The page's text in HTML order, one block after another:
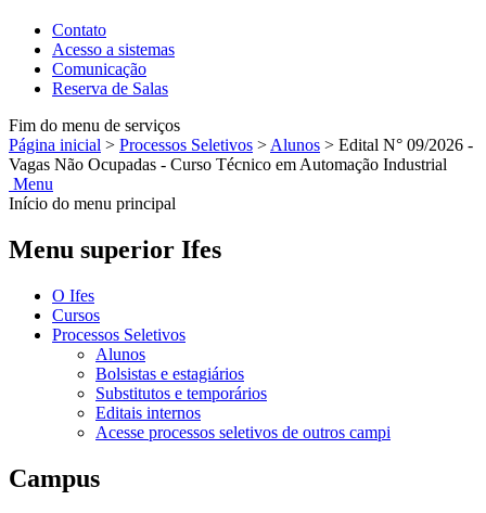
Contato
Acesso a sistemas
Comunicação
Reserva de Salas
Fim do menu de serviços
Página inicial > Processos Seletivos > Alunos > Edital N° 09/2026 -
Vagas Não Ocupadas - Curso Técnico em Automação Industrial
Menu
Início do menu principal
Menu superior Ifes
O Ifes
Cursos
Processos Seletivos
Alunos
Bolsistas e estagiários
Substitutos e temporários
Editais internos
Acesse processos seletivos de outros campi
Campus